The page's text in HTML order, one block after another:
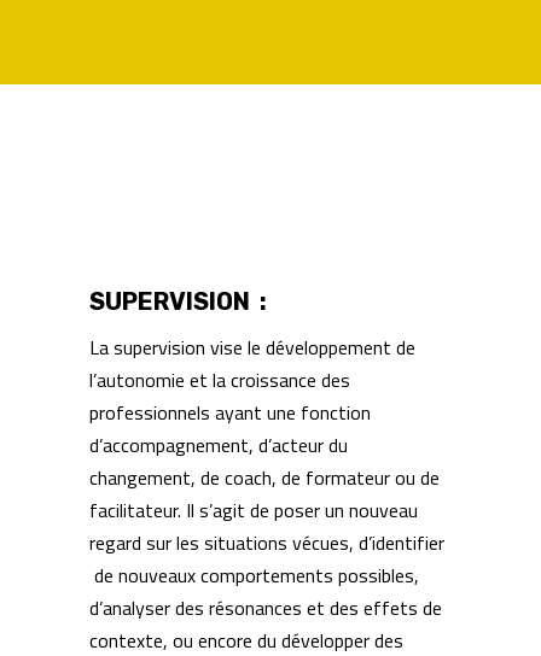
SUPERVISION :
La supervision vise le développement de
l’autonomie et la croissance des
professionnels ayant une fonction
d’accompagnement, d’acteur du
changement, de coach, de formateur ou de
facilitateur. Il s’agit de poser un nouveau
regard sur les situations vécues, d’identifier
de nouveaux comportements possibles,
d’analyser des résonances et des effets de
contexte, ou encore du développer des